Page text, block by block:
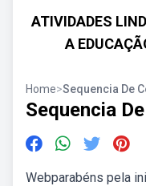
ATIVIDADES
A
Home>Sequencia De
Sequencia
Webparabéns pela